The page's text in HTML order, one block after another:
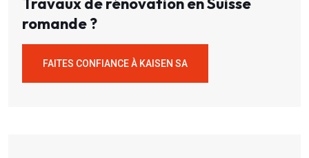
romande ?
FAITES CONFIANCE À KAISEN SA